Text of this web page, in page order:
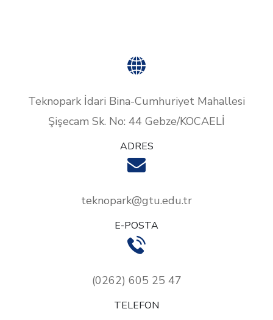
Teknopark İdari Bina-Cumhuriyet Mahallesi
Şişecam Sk. No: 44 Gebze/KOCAELİ
ADRES
teknopark@gtu.edu.tr
E-POSTA
(0262) 605 25 47
TELEFON